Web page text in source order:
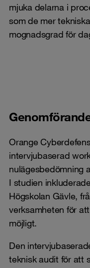
mjuka delarna i
som de mer
mognadsgrad för
Orange
intervjubaserad
nulägesbedömning
I studien
Högskolan Gävle,
verksamheten för
möjligt.
Den
teknisk audit för att